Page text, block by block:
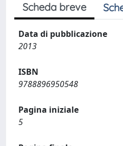
Scheda breve
Data di pubblicazione
2013
ISBN
9788896950548
Pagina iniziale
5